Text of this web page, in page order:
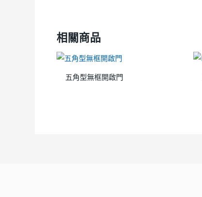
相關商品
五角型無框開啟門